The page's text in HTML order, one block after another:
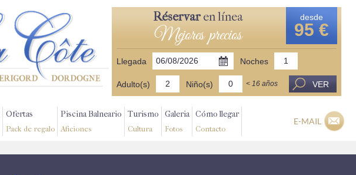
Réservaren línea
Mejores precios
desde
95 €
Llegada Noches
Adulto(s) Niño(s) < 16 años VER
Ofertas
Pack de regalo
Piscina Balneario
Aficiones
Turismo
Cultura
Galeria
Fotos
Cómo llegar
Contacto
E-MAIL